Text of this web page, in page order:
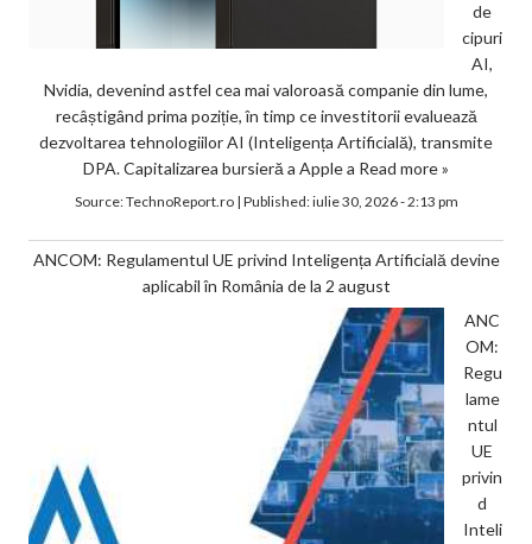
de
cipuri
AI,
Nvidia, devenind astfel cea mai valoroasă companie din lume,
recâștigând prima poziție, în timp ce investitorii evaluează
dezvoltarea tehnologiilor AI (Inteligența Artificială), transmite
DPA. Capitalizarea bursieră a Apple a Read more »
Source:TechnoReport.ro| Published:iulie 30, 2026 - 2:13 pm
ANCOM: Regulamentul UE privind Inteligența Artificială devine
aplicabil în România de la 2 august
ANC
OM:
Regu
lame
ntul
UE
privin
d
Inteli